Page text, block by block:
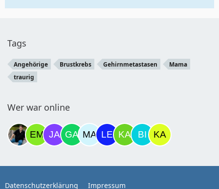
Tags
Angehörige Brustkrebs Gehirnmetastasen
Mama
traurig
Wer war online
Datenschutzerklärung Impressum